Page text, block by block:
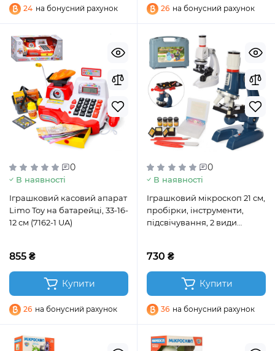
24 на бонусний рахунок 26 на бонусний рахунок
0
В наявності
Іграшковий касовий апарат
Limo Toy на батарейці, 33-16-
12 см (7162-1 UA)
855 ₴
Купити
26 на бонусний рахунок
0
В наявності
Іграшковий мікроскоп 21 см,
пробірки, інструменти,
підсвічування, 2 види
730 ₴
Купити
36 на бонусний рахунок